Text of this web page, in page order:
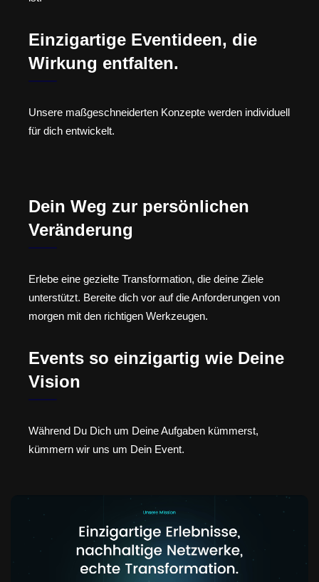
Einzigartige Eventideen, die
Wirkung entfalten.
Unsere maßgeschneiderten Konzepte werden individuell
für dich entwickelt.
Dein Weg zur persönlichen
Veränderung
Erlebe eine gezielte Transformation, die deine Ziele
unterstützt. Bereite dich vor auf die Anforderungen von
morgen mit den richtigen Werkzeugen.
Events so einzigartig wie Deine
Vision
Während Du Dich um Deine Aufgaben kümmerst,
kümmern wir uns um Dein Event.